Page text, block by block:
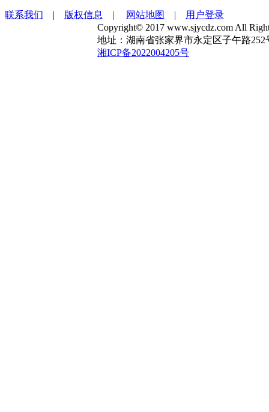
联系我们 | 版权信息 | 网站地图 |
用户登录
Copyright© 2017 www.sjycdz.com All
地址：湖南省张家界市永定区子午路252
湘ICP备2022004205号